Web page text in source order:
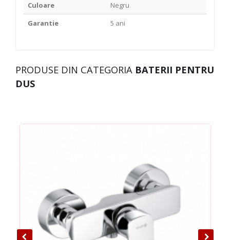
Culoare
Negru
Garantie
5 ani
PRODUSE DIN CATEGORIA BATERII PENTRU
DUS